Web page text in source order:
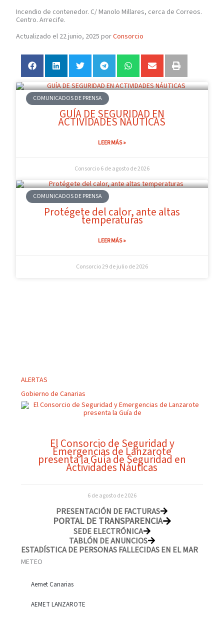
Incendio de contenedor. C/ Manolo Millares, cerca de Correos.
Centro. Arrecife.
Actualizado el 22 junio, 2025 porConsorcio
COMUNICADOS DE PRENSA
GUÍA DE SEGURIDAD EN
ACTIVIDADES NÁUTICAS
LEER MÁS »
Consorcio6 de agosto de 2026
COMUNICADOS DE PRENSA
Protégete del calor, ante altas
temperaturas
LEER MÁS »
Consorcio29 de julio de 2026
ALERTAS
Gobierno de Canarias
El Consorcio de Seguridad y
Emergencias de Lanzarote
presenta la Guía de Seguridad en
Actividades Náuticas
6 de agosto de 2026
PRESENTACIÓN DE FACTURAS
PORTAL DE TRANSPARENCIA
SEDE ELECTRÓNICA
TABLÓN DE ANUNCIOS
ESTADÍSTICA DE PERSONAS FALLECIDAS EN EL MAR
METEO
Aemet Canarias
AEMET LANZAROTE